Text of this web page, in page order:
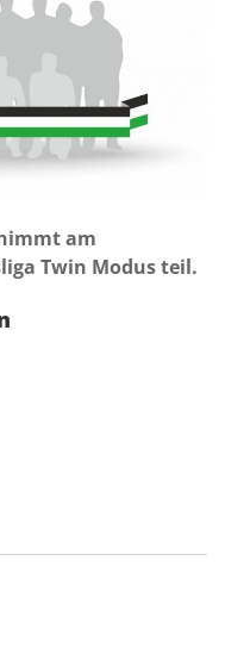
am
Twin Modus teil.